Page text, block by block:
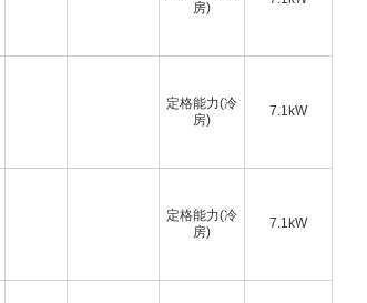
房)
定格能力(冷
房)
7.1kW
定格能力(冷
房)
7.1kW